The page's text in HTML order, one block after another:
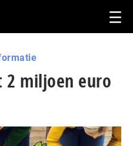
2 miljoen euro